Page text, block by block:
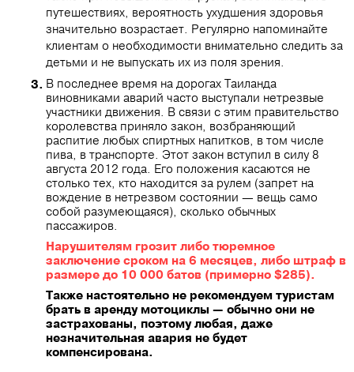
путешествиях, вероятность ухудшения здоровья
значительно возрастает. Регулярно напоминайте
клиентам о необходимости внимательно следить за
детьми и не выпускать их из поля зрения.
В последнее время на дорогах Таиланда
виновниками аварий часто выступали нетрезвые
участники движения. В связи с этим правительство
королевства приняло закон, возбраняющий
распитие любых спиртных напитков, в том числе
пива, в транспорте. Этот закон вступил в силу 8
августа 2012 года. Его положения касаются не
столько тех, кто находится за рулем (запрет на
вождение в нетрезвом состоянии — вещь само
собой разумеющаяся), сколько обычных
пассажиров.
Нарушителям грозит либо тюремное
заключение сроком на 6 месяцев, либо штраф в
размере до 10 000 батов (примерно $285).
Также настоятельно не рекомендуем туристам
брать в аренду мотоциклы — обычно они не
застрахованы, поэтому любая, даже
незначительная авария не будет
компенсирована.